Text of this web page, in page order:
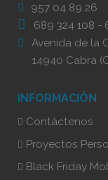
957 04 89 26
689 324 108 -
Avenida de la
14940 Cabra
INFORMACIÓN
Contáctenos
Proyectos
Black Friday